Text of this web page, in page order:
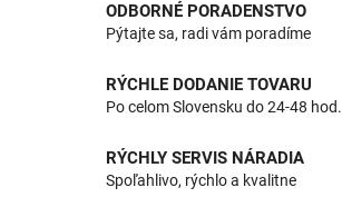
ODBORNÉ PORADENSTVO
Pýtajte sa, radi vám poradíme
RÝCHLE DODANIE TOVARU
Po celom Slovensku do 24-48 hod.
RÝCHLY SERVIS NÁRADIA
Spoľahlivo, rýchlo a kvalitne